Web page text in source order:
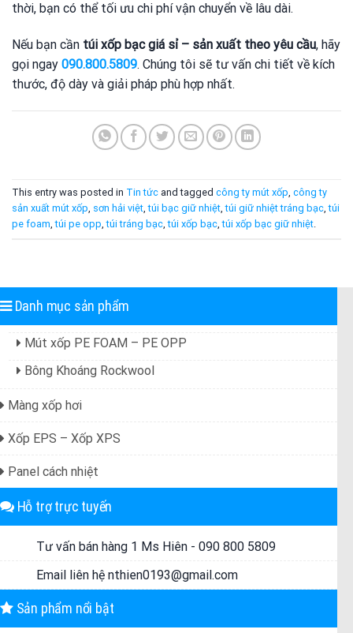
Danh mục sản phẩm
Mút xốp PE FOAM – PE OPP
Bông Khoáng Rockwool
Màng xốp hơi
Xốp EPS – Xốp XPS
Panel cách nhiệt
Hỗ trợ trực tuyến
Tư vấn bán hàng 1 Ms Hiên - 090 800 5809
Email liên hệ nthien0193@gmail.com
Sản phẩm nổi bật
thời, bạn có thể tối ưu chi phí vận chuyển về lâu dài.
Nếu bạn cần túi xốp bạc giá sỉ – sản xuất theo yêu cầu, hãy
gọi ngay 090.800.5809. Chúng tôi sẽ tư vấn chi tiết về kích
thước, độ dày và giải pháp phù hợp nhất.
This entry was posted in Tin tức and tagged công ty mút xốp, công ty
sản xuất mút xốp, sơn hải việt,túi bạc giữ nhiệt,túi giữ nhiệt tráng bạc,túi
pe foam,túi pe opp,túi tráng bạc,túi xốp bạc,túi xốp bạc giữ nhiệt.